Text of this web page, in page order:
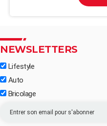
NEWSLETTERS
Lifestyle
Auto
Bricolage